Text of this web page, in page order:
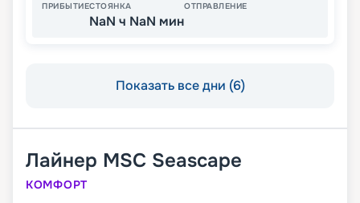
ПРИБЫТИЕСТОЯНКА
NaN ч NaN мин
ОТПРАВЛЕНИЕ
Показать все дни (6)
Лайнер MSC Seascape
КОМФОРТ